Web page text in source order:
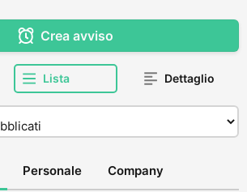
Crea avviso
Lista Dettaglio
Personale Company